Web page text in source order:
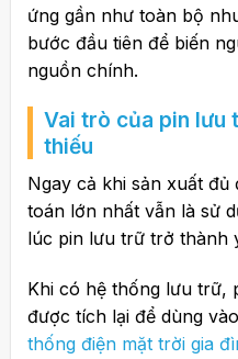
ứng gần như toàn bộ
bước đầu tiên để biến
nguồn chính.
Vai trò của pin lưu
thiếu
Ngay cả khi sản xuất đủ
toán lớn nhất vẫn là sử
lúc pin lưu trữ trở thành
Khi có hệ thống lưu trữ,
được tích lại để dùng
thống điện mặt trời gia